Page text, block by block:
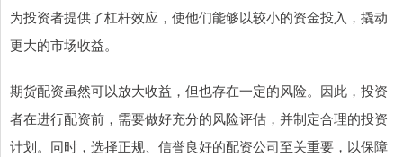
为投资者提供了杠杆效应，使他们能够以较小的资金投入，撬动
更大的市场收益。
期货配资虽然可以放大收益，但也存在一定的风险。因此，投资
者在进行配资前，需要做好充分的风险评估，并制定合理的投资
计划。同时，选择正规、信誉良好的配资公司至关重要，以保障